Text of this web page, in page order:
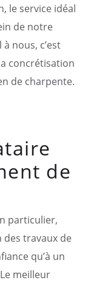
le service idéal
de notre
nous, c’est
concrétisation
de charpente.
de
particulier,
travaux de
qu’à un
meilleur